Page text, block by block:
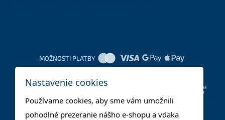
MOŽNOSTI PLATBY
Nastavenie cookies
Používame cookies, aby sme vám umožnili
pohodlné prezeranie nášho e-shopu a vďaka